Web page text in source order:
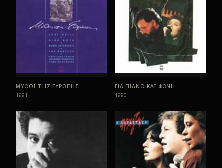
ΜΥΘΟΙ ΤΗΣ ΕΥΡΩΠΗΣ
1991
ΓΙΑ ΠΙΑΝΟ ΚΑΙ ΦΩΝΗ
1990